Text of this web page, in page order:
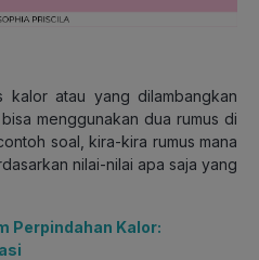
kalor atau yang dilambangkan
menggunakan dua rumus di
soal, kira-kira rumus mana
nilai-nilai apa saja yang
Perpindahan Kalor: